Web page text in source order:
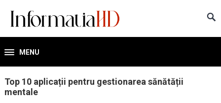
MENU
Top 10 aplicații pentru gestionarea sănătății
mentale